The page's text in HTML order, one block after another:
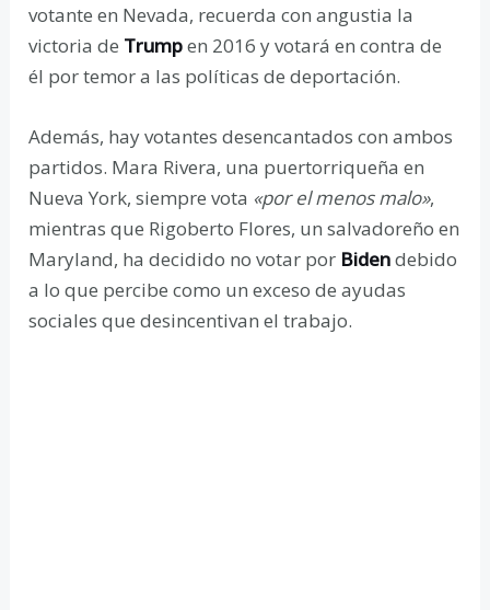
votante en Nevada, recuerda con angustia la
victoria de Trumpen 2016 y votará en contra de
él por temor a las políticas de deportación.
Además, hay votantes desencantados con ambos
partidos. Mara Rivera, una puertorriqueña en
Nueva York, siempre vota «por el menos malo»,
mientras que Rigoberto Flores, un salvadoreño en
Maryland, ha decidido no votar por Bidendebido
a lo que percibe como un exceso de ayudas
sociales que desincentivan el trabajo.